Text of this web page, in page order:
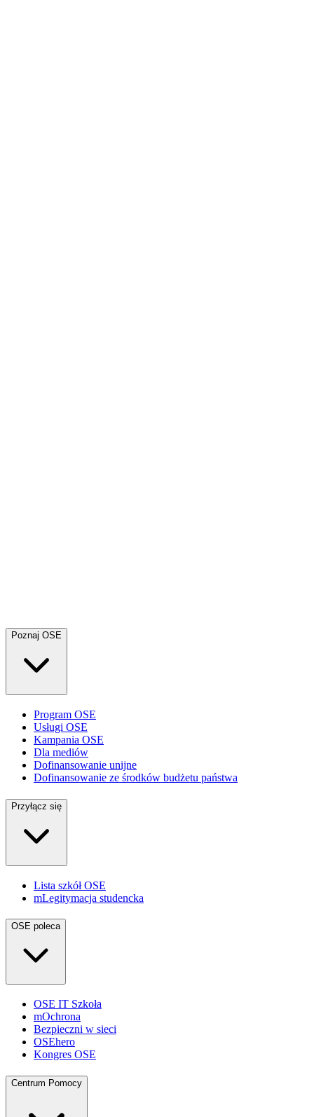
Poznaj OSE
Program OSE
Usługi OSE
Kampania OSE
Dla mediów
Dofinansowanie unijne
Dofinansowanie ze środków budżetu państwa
Przyłącz się
Lista szkół OSE
mLegitymacja studencka
OSE poleca
OSE IT Szkoła
mOchrona
Bezpieczni w sieci
OSEhero
Kongres OSE
Centrum Pomocy